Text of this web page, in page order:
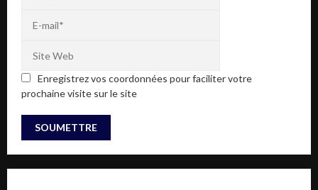
Enregistrez vos coordonnées pour faciliter votre
prochaine visite sur le site